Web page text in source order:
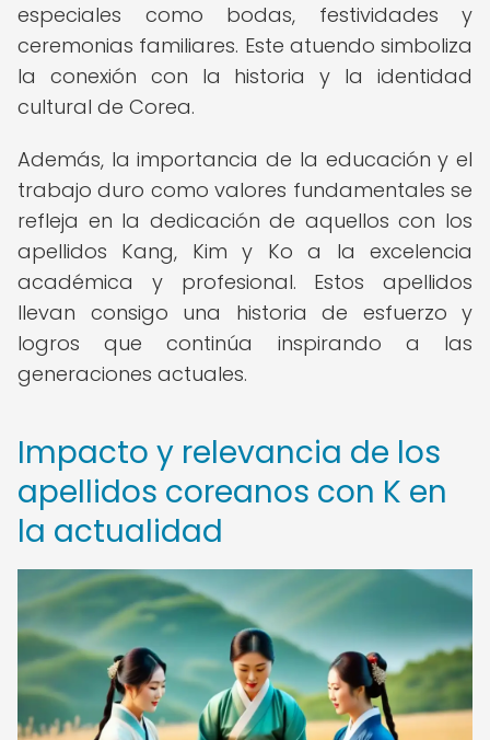
especiales como bodas, festividades y
ceremonias familiares. Este atuendo simboliza
la conexión con la historia y la identidad
cultural de Corea.
Además, la importancia de la educación y el
trabajo duro como valores fundamentales se
refleja en la dedicación de aquellos con los
apellidos Kang, Kim y Ko a la excelencia
académica y profesional. Estos apellidos
llevan consigo una historia de esfuerzo y
logros que continúa inspirando a las
generaciones actuales.
Impacto y relevancia de los
apellidos coreanos con K en
la actualidad